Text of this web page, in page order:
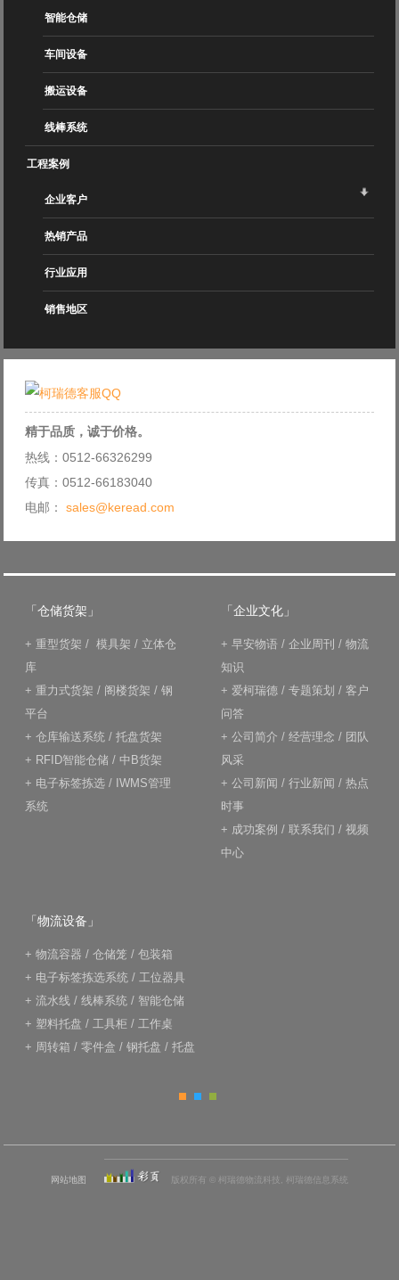
智能仓储
车间设备
搬运设备
线棒系统
工程案例
企业客户
热销产品
行业应用
销售地区
精于品质，诚于价格。
热线：0512-66326299
传真：0512-66183040
电邮： sales@keread.com
「仓储货架」
+ 重型货架 / 模具架 / 立体仓
库
+ 重力式货架 / 阁楼货架 / 钢
平台
+ 仓库输送系统 / 托盘货架
+ RFID智能仓储 / 中B货架
+ 电子标签拣选 / IWMS管理
系统
「企业文化」
+ 早安物语 / 企业周刊 / 物流
知识
+ 爱柯瑞德 / 专题策划 / 客户
问答
+ 公司简介 / 经营理念 / 团队
风采
+ 公司新闻 / 行业新闻 / 热点
时事
+ 成功案例 / 联系我们 / 视频
中心
「物流设备」
+ 物流容器 / 仓储笼 / 包装箱
+ 电子标签拣选系统 / 工位器具
+ 流水线 / 线棒系统 / 智能仓储
+ 塑料托盘 / 工具柜 / 工作桌
+ 周转箱 / 零件盒 / 钢托盘 / 托盘
网站地图 版权所有 © 柯瑞德物流科技, 柯瑞德信息系统